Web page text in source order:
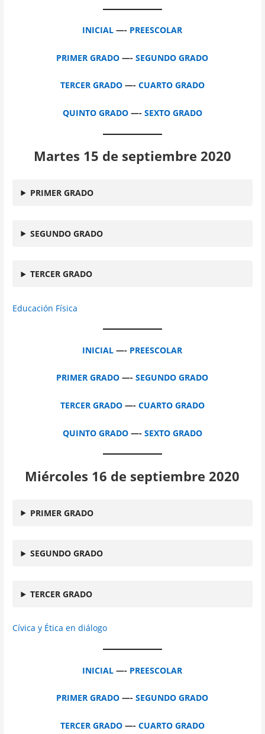
INICIAL—- PREESCOLAR
PRIMER GRADO —-SEGUNDO GRADO
TERCER GRADO—- CUARTO GRADO
QUINTO GRADO—- SEXTO GRADO
Martes 15 de septiembre 2020
PRIMER GRADO
SEGUNDO GRADO
TERCER GRADO
Educación Física
INICIAL —- PREESCOLAR
PRIMER GRADO —-SEGUNDO GRADO
TERCER GRADO—- CUARTO GRADO
QUINTO GRADO—- SEXTO GRADO
Miércoles 16 de septiembre 2020
PRIMER GRADO
SEGUNDO GRADO
TERCER GRADO
Cívica y Ética en diálogo
INICIAL—- PREESCOLAR
PRIMER GRADO —-SEGUNDO GRADO
TERCER GRADO—- CUARTO GRADO